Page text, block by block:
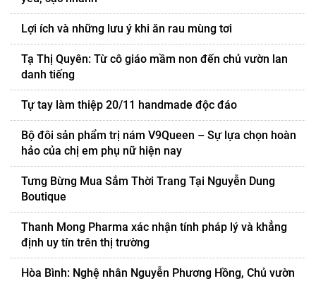
Lợi ích và những lưu ý khi ăn rau mùng tơi
Tạ Thị Quyên: Từ cô giáo mầm non đến chủ vườn lan
danh tiếng
Tự tay làm thiệp 20/11 handmade độc đáo
Bộ đôi sản phẩm trị nám V9Queen – Sự lựa chọn hoàn
hảo của chị em phụ nữ hiện nay
Tưng Bừng Mua Sắm Thời Trang Tại Nguyễn Dung
Boutique
Thanh Mong Pharma xác nhận tính pháp lý và khẳng
định uy tín trên thị trường
Hòa Bình: Nghệ nhân Nguyễn Phương Hồng, Chủ vườn